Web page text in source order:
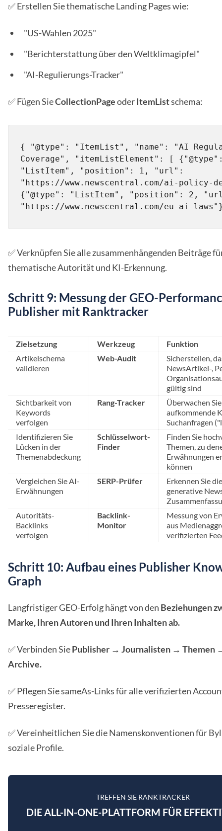
✅ Erstellen Sie thematische Landing Pages wie:
"US-Wahlen 2025"
"Berichterstattung über den Weltklimagipfel"
"AI-Regulierungs-Tracker"
✅ Fügen SieCollectionPageoderItemListschema:
{ "@type": "ItemList", "name": "AI
Coverage", "itemListElement": [
"ListItem", "position": 1, "url":
"https://www.newscentral.com/ai-policy-
{"@type": "ListItem", "position": 2,
"https://www.newscentral.com/eu-ai-
✅ Verknüpfen Sie alle zusammenhängenden Beiträge
thematische Autorität und KI-Erkennung.
Schritt 9: Messung der GEO-
Publisher mit Ranktracker
Zielsetzung Werkzeug
Funktion
Artikelschema
validieren
Web-Audit
Sicherstellen,
NewsArtikel-,
gültig sind
Sichtbarkeit von
Keywords
verfolgen
Rang-Tracker
Überwachen Sie
aufkommende
Suchanfragen
Identifizieren Sie
Lücken in der
Themenabdeckung
Schlüsselwort-
Finder
Finden Sie
Themen, zu
Erwähnungen
können
Vergleichen Sie AI-
Erwähnungen
SERP-Prüfer
Erkennen Sie
generative
Autoritäts-
Backlinks
verfolgen
Backlink-
Monitor
Messung von
aus
verifizierten
Schritt 10: Aufbau eines Publisher
Graph
Langfristiger GEO-Erfolg hängt von den Beziehungen
Marke, Ihren Autoren und Ihren Inhalten ab.
✅ Verbinden SiePublisher → Journalisten → Themen
Archive.
✅ Pflegen Sie sameAs-Links für alle verifizierten
Presseregister.
✅ Vereinheitlichen Sie die Namenskonventionen für
soziale Profile.
TREFFEN SIE RANKTRACKER
DIE ALL-IN-ONE-PLATTFORM FÜR